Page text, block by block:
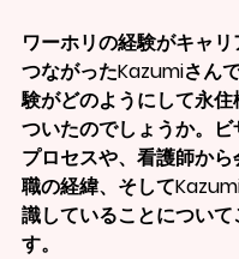
ワーホリの経験がキャ
つながったKazumiさん
験がどのようにして永
ついたのでしょうか。
プロセスや、看護師か
職の経緯、そして
識していることについて
す。